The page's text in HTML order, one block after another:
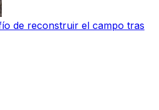
de reconstruir el campo tras